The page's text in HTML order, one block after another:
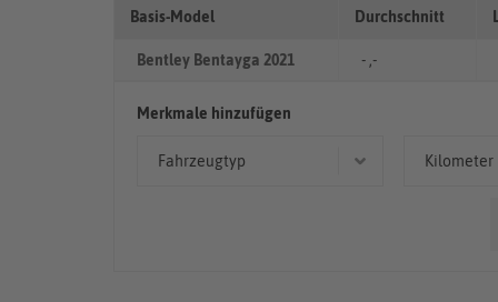
Basis-Model Durchschnitt
Bentley Bentayga 2021 - ,-
Merkmale hinzufügen
Fahrzeugtyp Kilometer